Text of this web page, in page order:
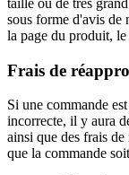
sous forme d'avis de
la page du produit, le
Frais de
Si une commande
incorrecte, il y aura
ainsi que des frais
que la commande